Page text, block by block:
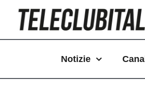
contenuto
Notizie